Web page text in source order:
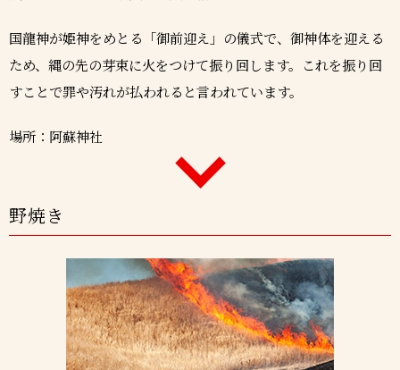
国龍神が姫神をめとる「御前迎え」の儀式で、御神体を迎える
ため、縄の先の芽束に火をつけて振り回します。これを振り回
すことで罪や汚れが払われると言われています。
場所：阿蘇神社
野焼き